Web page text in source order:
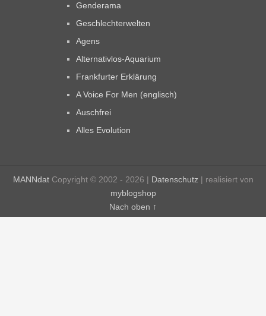
Genderama
Geschlechterwelten
Agens
Alternativlos-Aquarium
Frankfurter Erklärung
A Voice For Men (englisch)
Auschfrei
Alles Evolution
MANNdatCopyright © 2002 - 2026 | Datenschutz | realisiert von
myblogshop
Nach oben ↑